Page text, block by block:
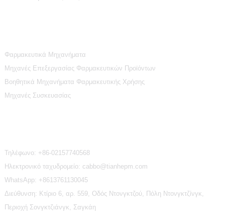
Φαρμακευτικά Μηχανήματα
Μηχανές Επεξεργασίας Φαρμακευτικών Προϊόντων
Βοηθητικά Μηχανήματα Φαρμακευτικής Χρήσης
Μηχανές Συσκευασίας
Τηλέφωνο: +86-02157740568
Ηλεκτρονικό ταχυδρομείο: cabbo@tianhepm.com
WhatsApp: +8613761130045
Διεύθυνση: Κτίριο 6, αρ. 559, Οδός Ντονγκτζού, Πόλη Ντονγκτζίνγκ,
Περιοχή Σονγκτζιάνγκ, Σαγκάη